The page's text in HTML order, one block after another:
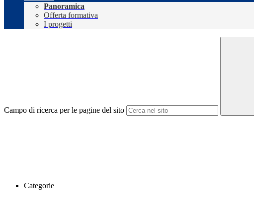
Panoramica
Offerta formativa
I progetti
Campo di ricerca per le pagine del sito
Categorie